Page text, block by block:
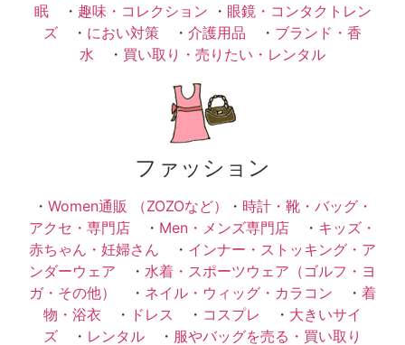
眠・ 趣味・コレクション ・ 眼鏡・コンタクトレン
ズ ・ におい対策 ・ 介護用品 ・ ブランド・香
水 ・ 買い取り・売りたい・レンタル
ファッション
・ Women通販 （ZOZOなど） ・ 時計・靴・バッグ・
アクセ・専門店 ・ Men・メンズ専門店 ・ キッズ・
赤ちゃん・妊婦さん ・ インナー・ストッキング・ア
ンダーウェア ・ 水着・スポーツウェア（ゴルフ・ヨ
ガ・その他）
・ ネイル・ウィッグ・カラコン ・ 着
物・浴衣 ・ ドレス ・ コスプレ ・ 大きいサイ
ズ ・ レンタル ・ 服やバッグを売る・買い取り